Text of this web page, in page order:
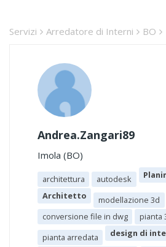
Servizi Arredatore di Interni BO
Andrea.Zangari89
Imola (BO)
architettura autodesk
Architetto
modellazione 3d
conversione file in dwg
pianta
pianta arredata
design di